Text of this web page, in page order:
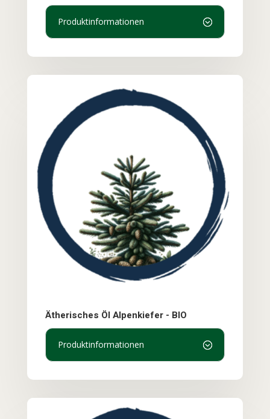
Produktinformationen
Ätherisches Öl Alpenkiefer - BIO
Produktinformationen